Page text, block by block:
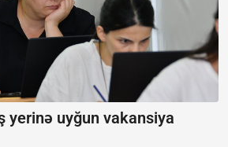
yerinə uyğun vakansiya